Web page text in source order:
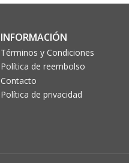
INFORMACIÓN
Términos y Condiciones
Política de reembolso
Contacto
Política de privacidad